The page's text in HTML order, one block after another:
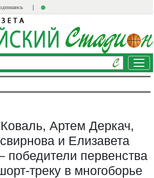
Артем Деркач,
и Елизавета
победители первенства
треку в многоборье